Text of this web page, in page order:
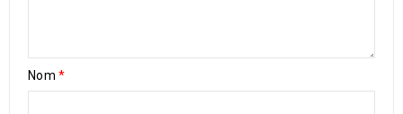
Nom *